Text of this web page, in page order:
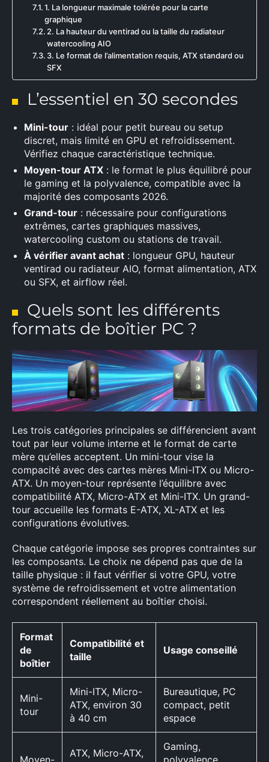
1. La longueur maximale tolérée pour la carte
graphique
2. La hauteur du ventirad ou la taille du radiateur
watercooling AIO
3. Le format de l’alimentation requis, ATX standard ou
SFX
L’essentiel en 30 secondes
Mini-tour : idéal pour petit bureau ou setup
discret, mais limité en GPU et refroidissement.
Vérifiez chaque caractéristique technique.
Moyen-tour ATX : le format le plus équilibré pour
le gaming et la polyvalence, compatible avec la
majorité des composants 2026.
Grand-tour : nécessaire pour configurations
extrêmes, cartes graphiques massives,
watercooling custom ou stations de travail.
À vérifier avant achat : longueur GPU, hauteur
ventirad ou radiateur AIO, format alimentation, ATX
ou SFX, et airflow réel.
Quels sont les différents
formats de boîtier PC ?
Les trois catégories principales se différencient avant
tout par leur volume interne et le format de carte
mère qu’elles acceptent. Un mini-tour vise la
compacité avec des cartes mères Mini-ITX ou Micro-
ATX. Un moyen-tour représente l’équilibre avec
compatibilité ATX, Micro-ATX et Mini-ITX. Un grand-
tour accueille les formats E-ATX, XL-ATX et les
configurations évolutives.
Chaque catégorie impose ses propres contraintes sur
les composants. Le choix ne dépend pas que de la
taille physique : il faut vérifier si votre GPU, votre
système de refroidissement et votre alimentation
correspondent réellement au boîtier choisi.
Format
de
boîtier
Compatibilité et
taille
Usage conseillé
Mini-
tour
Mini-ITX, Micro-
ATX, environ 30
à 40 cm
Bureautique, PC
compact, petit
espace
Moyen-
ATX, Micro-ATX,
Gaming,
polyvalence,